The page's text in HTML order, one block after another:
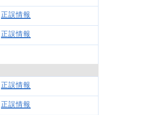
正誤情報
正誤情報
正誤情報
正誤情報